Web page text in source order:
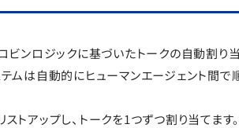
ビンロジックに基づいたトークの自動割り
テムは自動的にヒューマンエージェント間
トアップし、トークを1つずつ割り当てます